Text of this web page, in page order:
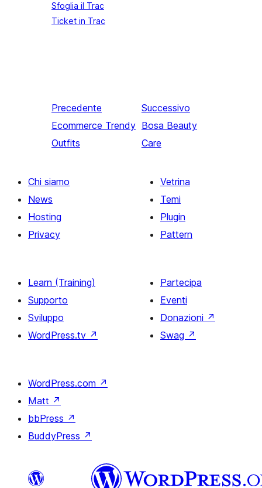
Sfoglia il Trac
Ticket in Trac
Precedente
Ecommerce Trendy
Outfits
Successivo
Bosa Beauty
Care
Chi siamo
News
Hosting
Privacy
Vetrina
Temi
Plugin
Pattern
Learn (Training)
Supporto
Sviluppo
WordPress.tv ↗
Partecipa
Eventi
Donazioni ↗
Swag ↗
WordPress.com ↗
Matt ↗
bbPress ↗
BuddyPress ↗